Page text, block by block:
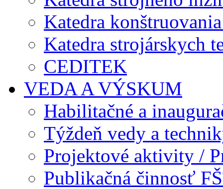
Katedra
Katedra strojárskych
CEDITEK
VEDA A VÝSKUM
Habilitačné a
Týždeň vedy a
Projektové aktivity /
Publikačná činnosť